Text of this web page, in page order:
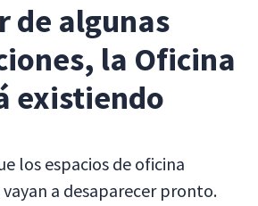
de algunas
la Oficina
existiendo
los espacios de oficina
a desaparecer pronto.